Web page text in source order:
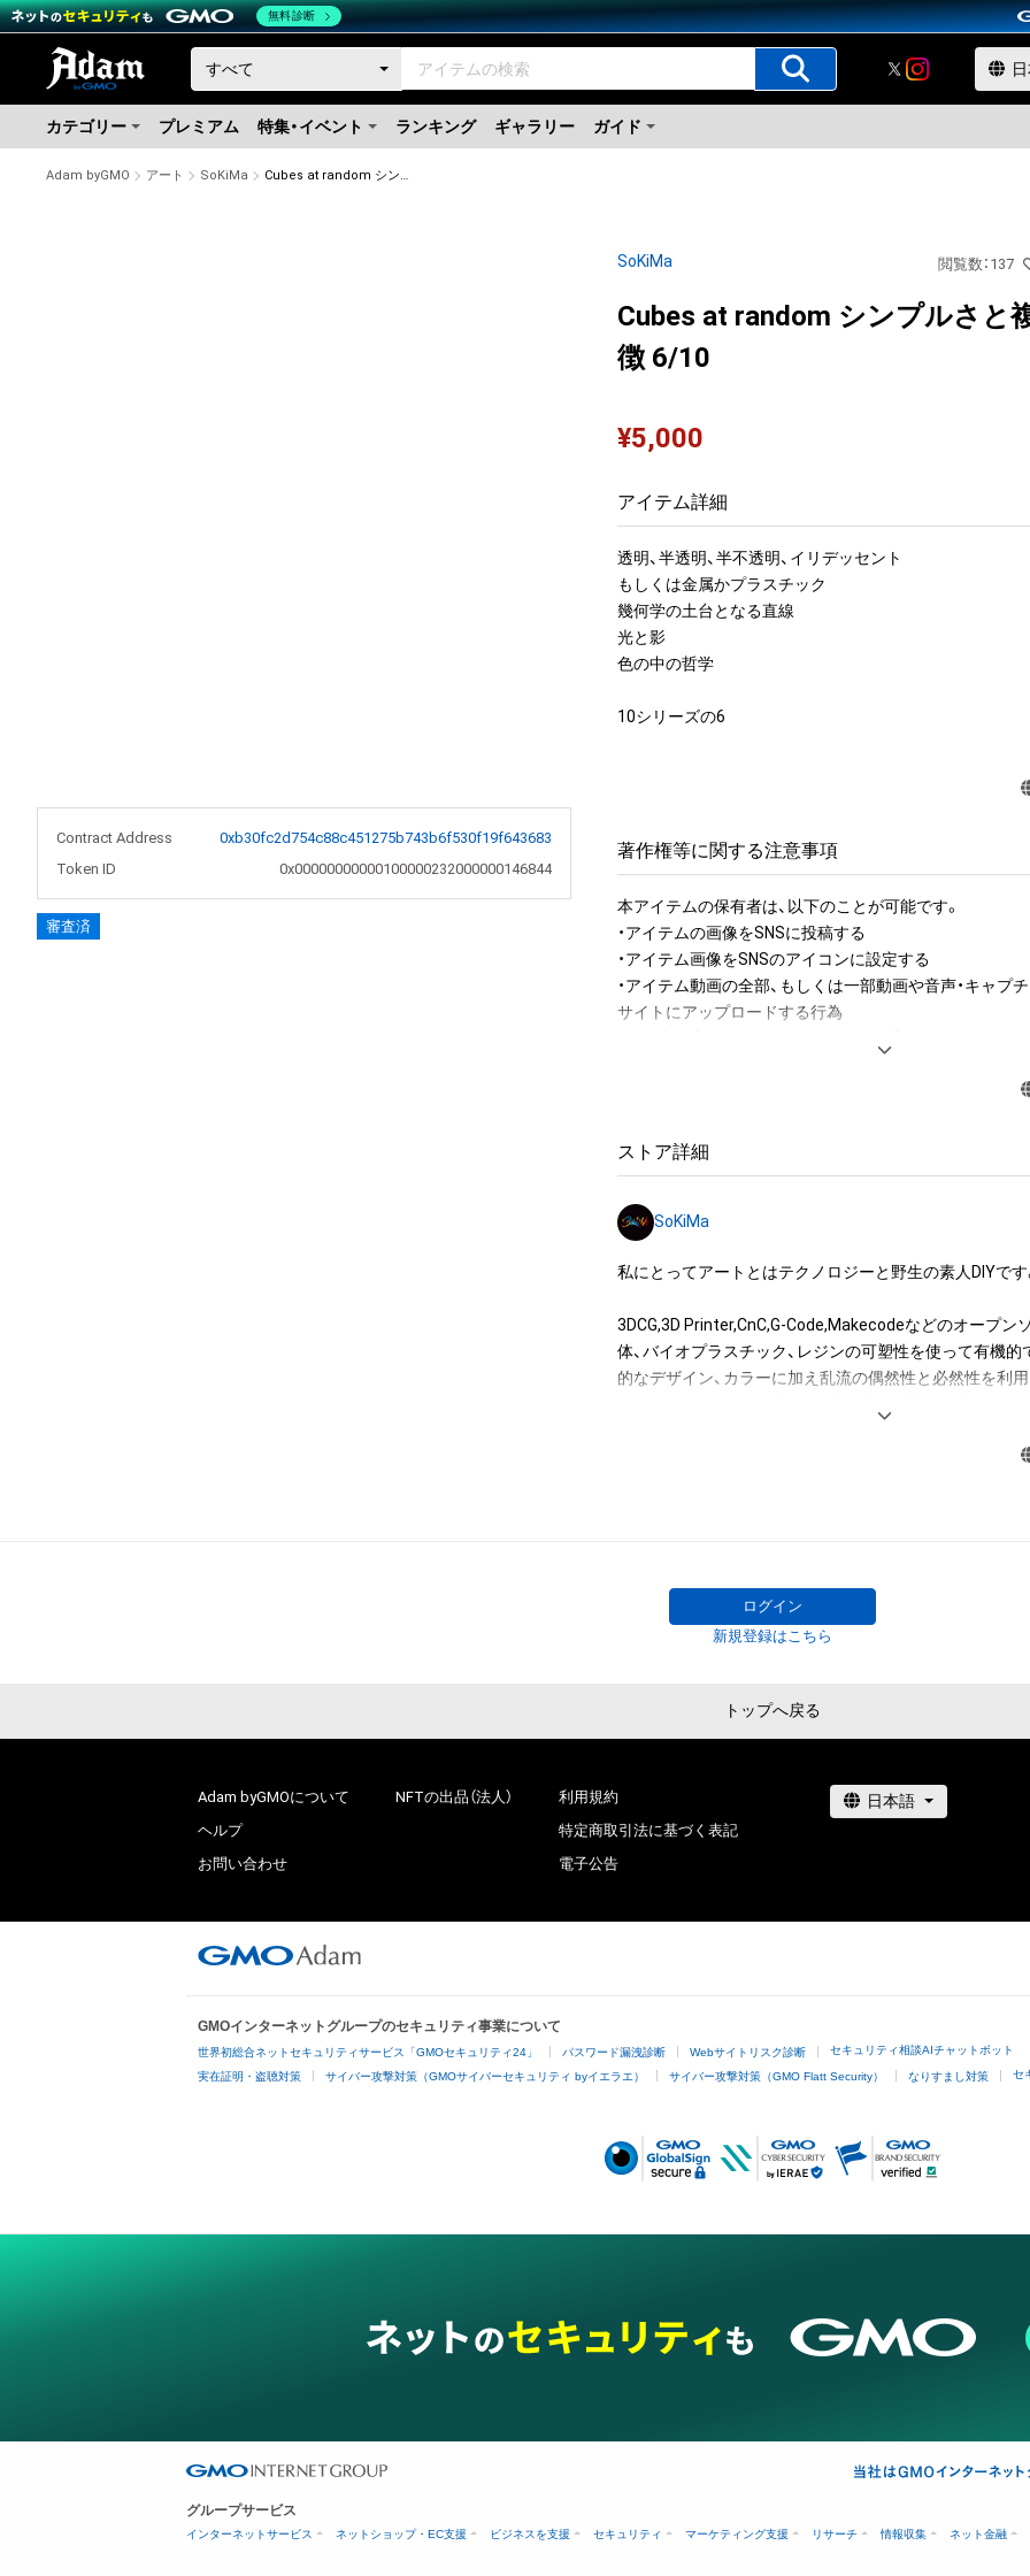
カテゴリー プレミアム 特集・イベント ランキング ギャラリー ガイド
Adam byGMO アート SoKiMa Cubes at random シンプルさと複雑さの象徴 6/10
Contract Address
0xb30fc2d754c88c451275b743b6f530f19f643683
Token ID
0x00000000000100000232000000146844
審査済
SoKiMa 閲覧数 ： 137
Cubes at random シンプルさと
徴 6/10
¥5,000
アイテム詳細
透明、半透明、半不透明、イリデッセント
もしくは金属かプラスチック
幾何学の土台となる直線
光と影
色の中の哲学
10シリーズの6
著作権等に関する注意事項
本アイテムの保有者は、以下のことが可能です。
・アイテムの画像をSNSに投稿する
・アイテム画像をSNSのアイコンに設定する
・アイテム動画の全部、もしくは一部動画や音声・キャプ
サイトにアップロードする行為
・アイテムの画像を使用してメッセージカードを制作し
・アイテム画像を使用し、グッズや商品を制作して有料販
成する
アイテムに関する注意事項
みますがこれらに限られません。)にかかる知的財産権(著
用新案権、商標権、意匠権その他の知的財産権(それらの
それらの権利につき登録等を出願する権利を含みます。)
は、本アイテムの著作権を有する方、著作隣接権の権利者
有していたとしても、本アイテムに関する創作物にかか
(改変、公開、配布、逆コンパイル、リバースエンジニアリ
これに限定されません。)を行うことはできません。
・本アイテムに関する創作物の利用については、公序良俗
利用をお断りさせていただきます。
ストア詳細
SoKiMa
私にとってアートとはテクノロジーと野生の素人DIYです
3DCG,3D Printer,CnC,G-Code,Makecodeなどのオープン
体、バイオプラスチック、レジンの可塑性を使って有機
的なデザイン、カラーに加え乱流の偶然性と必然性を利
で結び付けていままでになかった表現をしています。あ
なものでつねに新しい何かで素人の状態、日曜大工、ブリ
私にとってより新鮮なアイデアであり、これこそが芸術
す。そして自分が玄人であるという思い込みによって本
ログイン
新規登録はこちら
トップへ戻る
Adam byGMOについて
ヘルプ
お問い合わせ
NFTの出品（法人）
利用規約
特定商取引法に基づく表記
電子公告
GMOインターネットグループのセキュリティ事業について
世界初総合ネットセキュリティサービス「GMOセキュリティ24」 パスワード漏洩診断 Webサイトリスク診断 セキュリティ相談AIチャットボット
実在証明・盗聴対策 サイバー攻撃対策（GMOサイバーセキュリティ byイエラエ） サイバー攻撃対策（GMO Flatt Security） なりすまし対策 セ
グループサービス
インターネットサービス ネットショップ・EC支援 ビジネスを支援 セキュリティ マーケティング支援 リサーチ 情報収集 ネット金融
無料診断